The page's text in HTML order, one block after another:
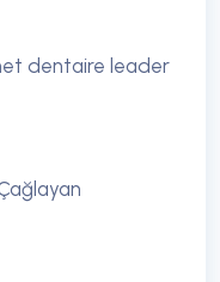
dentaire leader